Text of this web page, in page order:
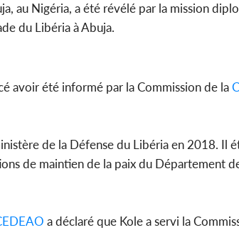
au Nigéria, a été révélé par la mission
du Libéria à Abuja.
avoir été informé par la Commission de la
de la Défense du Libéria en 2018. Il
de maintien de la paix du Département
a déclaré que Kole a servi la